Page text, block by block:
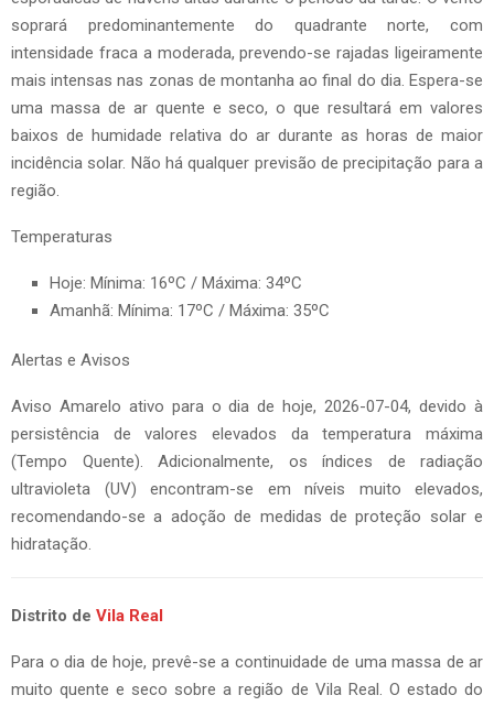
soprará predominantemente do quadrante norte, com
intensidade fraca a moderada, prevendo-se rajadas ligeiramente
mais intensas nas zonas de montanha ao final do dia. Espera-se
uma massa de ar quente e seco, o que resultará em valores
baixos de humidade relativa do ar durante as horas de maior
incidência solar. Não há qualquer previsão de precipitação para a
região.
Temperaturas
Hoje: Mínima: 16ºC / Máxima: 34ºC
Amanhã: Mínima: 17ºC / Máxima: 35ºC
Alertas e Avisos
Aviso Amarelo ativo para o dia de hoje, 2026-07-04, devido à
persistência de valores elevados da temperatura máxima
(Tempo Quente). Adicionalmente, os índices de radiação
ultravioleta (UV) encontram-se em níveis muito elevados,
recomendando-se a adoção de medidas de proteção solar e
hidratação.
Distrito de Vila Real
Para o dia de hoje, prevê-se a continuidade de uma massa de ar
muito quente e seco sobre a região de Vila Real. O estado do